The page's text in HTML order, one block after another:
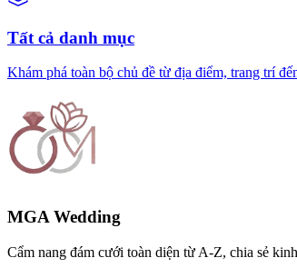
Tất cả danh mục
Khám phá toàn bộ chủ đề từ địa điểm, trang trí
MGA Wedding
Cẩm nang đám cưới toàn diện từ A-Z, chia sẻ